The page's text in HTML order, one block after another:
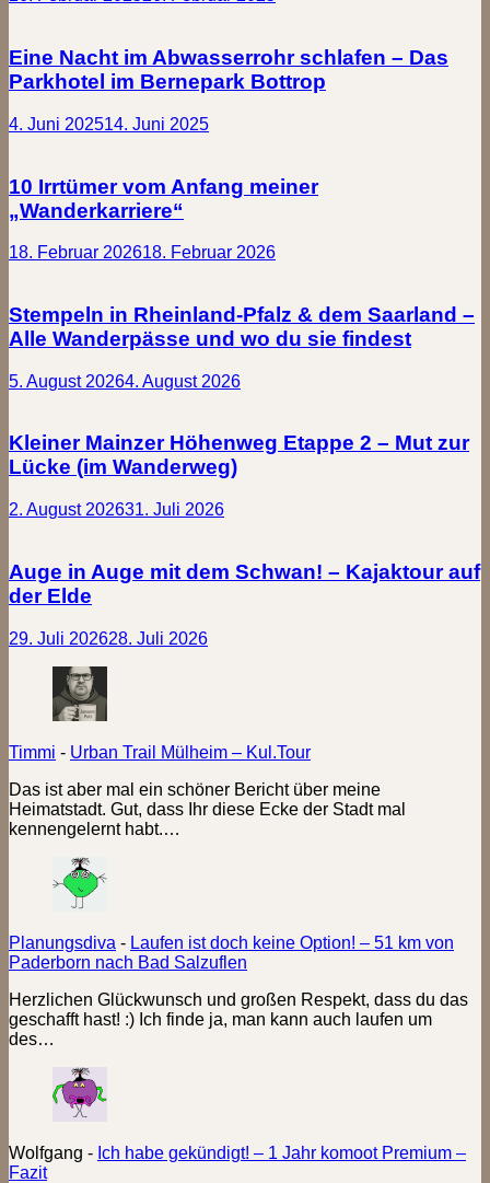
Eine Nacht im Abwasserrohr schlafen – Das
Parkhotel im Bernepark Bottrop
4. Juni 202514. Juni 2025
10 Irrtümer vom Anfang meiner
„Wanderkarriere“
18. Februar 202618. Februar 2026
Stempeln in Rheinland-Pfalz & dem Saarland –
Alle Wanderpässe und wo du sie findest
5. August 20264. August 2026
Kleiner Mainzer Höhenweg Etappe 2 – Mut zur
Lücke (im Wanderweg)
2. August 202631. Juli 2026
Auge in Auge mit dem Schwan! – Kajaktour auf
der Elde
29. Juli 202628. Juli 2026
Timmi - Urban Trail Mülheim – Kul.Tour
Das ist aber mal ein schöner Bericht über meine
Heimatstadt. Gut, dass Ihr diese Ecke der Stadt mal
kennengelernt habt.…
Planungsdiva - Laufen ist doch keine Option! – 51 km von
Paderborn nach Bad Salzuflen
Herzlichen Glückwunsch und großen Respekt, dass du das
geschafft hast! :) Ich finde ja, man kann auch laufen um
des…
Wolfgang - Ich habe gekündigt! – 1 Jahr komoot Premium –
Fazit